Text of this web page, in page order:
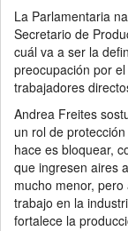
La Parlamentaria
Secretario de
cuál va a ser la
preocupación por
trabajadores
Andrea Freites
un rol de
hace es bloquear,
que ingresen aires
mucho menor,
trabajo en la
fortalece la